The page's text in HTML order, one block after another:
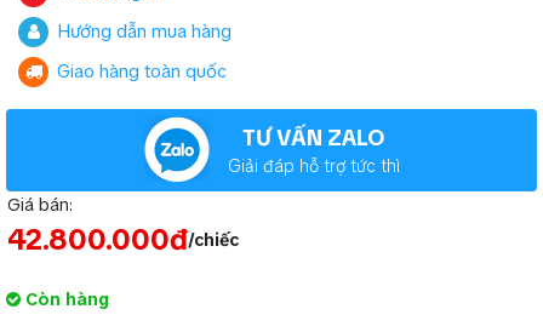
Hướng dẫn mua hàng
Giao hàng toàn quốc
TƯ VẤN ZALO
Giải đáp hỗ trợ tức thì
Giá bán:
42.800.000đ/chiếc
Còn hàng